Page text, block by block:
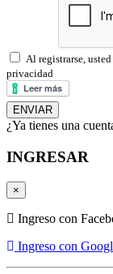
Al registrarse,
privacidad
¿Ya tienes una
INGRESAR
×
Ingreso con
Ingreso con